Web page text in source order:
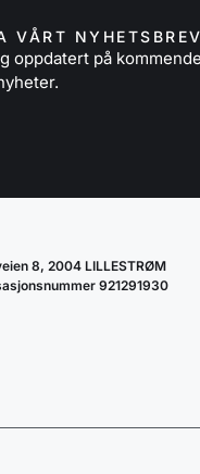
VÅRT NYHETSBREV
oppdatert på
8, 2004 LILLESTRØM
921291930